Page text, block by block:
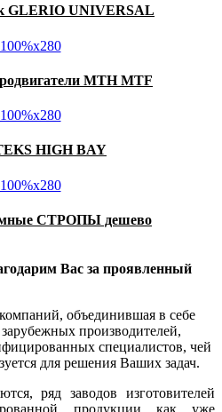
GLERIO UNIVERSAL
MTH MTF
HIGH BAY
СТРОПЫ дешево
Вас за проявленный
объединившая в себе
производителей,
специалистов, чей
для решения Ваших задач.
ряд заводов изготовителей